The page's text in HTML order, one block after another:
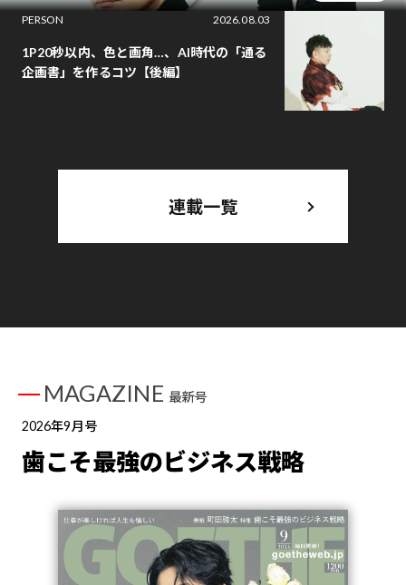
PERSON
2026.08.03
1P20秒以内、色と画角…、AI時代の「通る
企画書」を作るコツ【後編】
連載一覧
MAGAZINE 最新号
2026年9月号
歯こそ最強のビジネス戦略